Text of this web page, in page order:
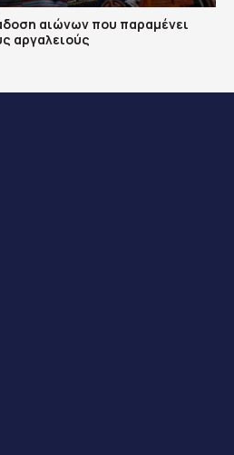
αιώνων που παραμένει
αργαλειούς